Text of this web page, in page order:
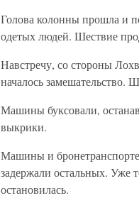
Голова колонны прошла и
одетых людей. Шествие
Навстречу, со стороны
началось замешательство.
Машины буксовали,
выкрики.
Машины и
задержали остальных. Уже
остановилась.